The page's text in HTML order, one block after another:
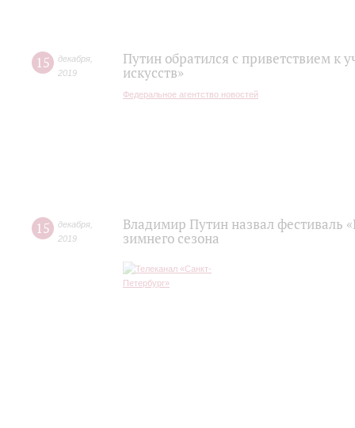
15 декабря
2019
Путин обратился с приветствием к
искусств»
Федеральное агентство новостей
15 декабря
2019
Владимир Путин назвал фестиваль
зимнего сезона